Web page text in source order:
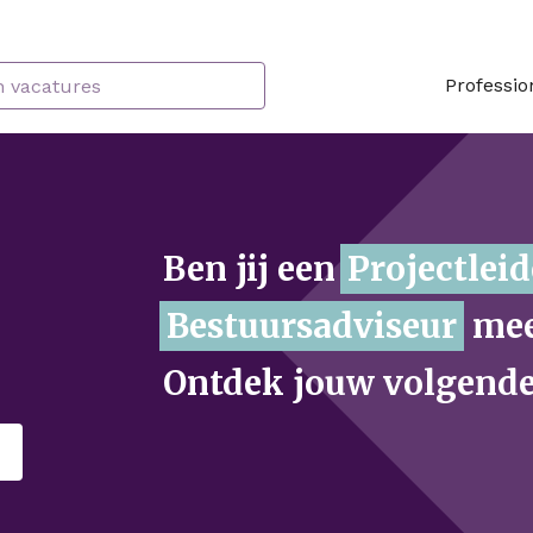
Ben jij eenr of is een
meer iets voor jou?
uitdaging.